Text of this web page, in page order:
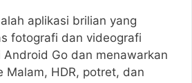
aplikasi brilian yang
fotografi dan videografi
Go dan menawarkan
Malam, HDR, potret, dan